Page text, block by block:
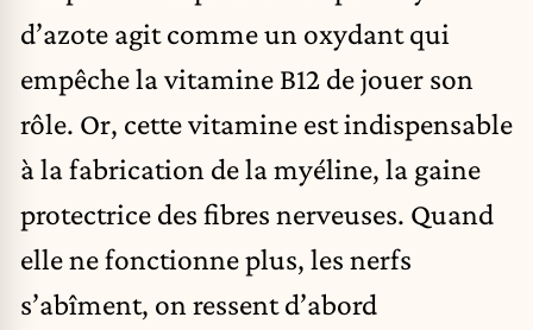
d’azote agit comme un oxydant qui
empêche la vitamine B12 de jouer son
rôle. Or, cette vitamine est indispensable
à la fabrication de la myéline, la gaine
protectrice des fibres nerveuses. Quand
elle ne fonctionne plus, les nerfs
s’abîment, on ressent d’abord